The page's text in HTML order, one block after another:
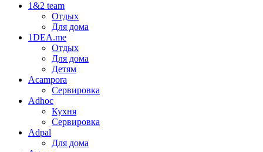
1&2 team
Отдых
Для дома
1DEA.me
Отдых
Для дома
Детям
Acampora
Сервировка
Adhoc
Кухня
Сервировка
Adpal
Для дома